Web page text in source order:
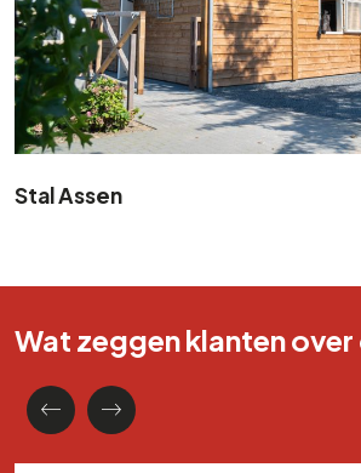
Stal Assen
Wat zeggen klanten over